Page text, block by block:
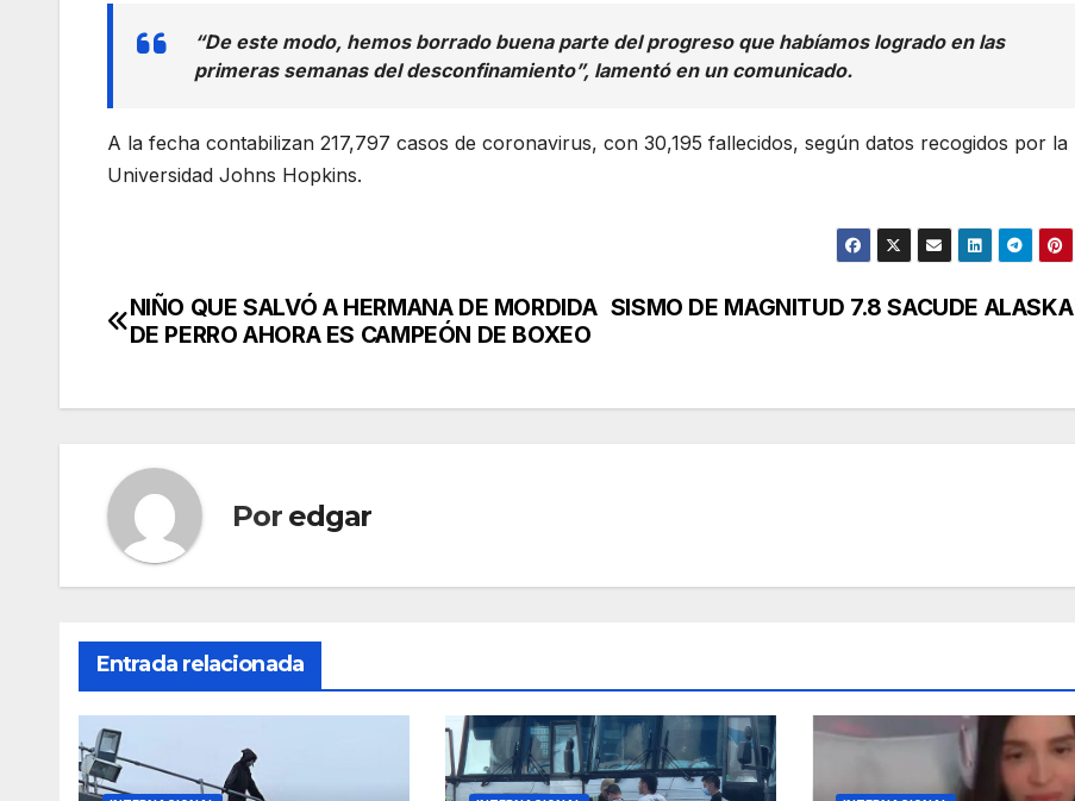
“De este modo, hemos borrado buena parte del progreso que habíamos logrado en las
primeras semanas del desconfinamiento”, lamentó en un comunicado.
A la fecha contabilizan 217,797 casos de coronavirus, con 30,195 fallecidos, según datos recogidos por la
Universidad Johns Hopkins.
Navegación
entradas
SISMO DE MAGNITUD 7.8 SACUDE ALASKA
NIÑO QUE SALVÓ A HERMANA DE MORDIDA
DE PERRO AHORA ES CAMPEÓN DE BOXEO
Por edgar
Entrada relacionada